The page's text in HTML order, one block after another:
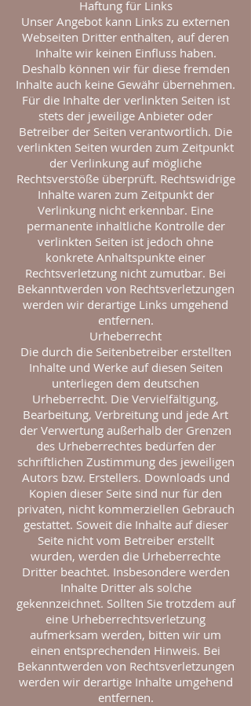
Haftung für Links
Unser Angebot kann Links zu externen
Webseiten Dritter enthalten, auf deren
Inhalte wir keinen Einfluss haben.
Deshalb können wir für diese fremden
Inhalte auch keine Gewähr übernehmen.
Für die Inhalte der verlinkten Seiten ist
stets der jeweilige Anbieter oder
Betreiber der Seiten verantwortlich. Die
verlinkten Seiten wurden zum Zeitpunkt
der Verlinkung auf mögliche
Rechtsverstöße überprüft. Rechtswidrige
Inhalte waren zum Zeitpunkt der
Verlinkung nicht erkennbar. Eine
permanente inhaltliche Kontrolle der
verlinkten Seiten ist jedoch ohne
konkrete Anhaltspunkte einer
Rechtsverletzung nicht zumutbar. Bei
Bekanntwerden von Rechtsverletzungen
werden wir derartige Links umgehend
entfernen.
Urheberrecht
Die durch die Seitenbetreiber erstellten
Inhalte und Werke auf diesen Seiten
unterliegen dem deutschen
Urheberrecht. Die Vervielfältigung,
Bearbeitung, Verbreitung und jede Art
der Verwertung außerhalb der Grenzen
des Urheberrechtes bedürfen der
schriftlichen Zustimmung des jeweiligen
Autors bzw. Erstellers. Downloads und
Kopien dieser Seite sind nur für den
privaten, nicht kommerziellen Gebrauch
gestattet. Soweit die Inhalte auf dieser
Seite nicht vom Betreiber erstellt
wurden, werden die Urheberrechte
Dritter beachtet. Insbesondere werden
Inhalte Dritter als solche
gekennzeichnet. Sollten Sie trotzdem auf
eine Urheberrechtsverletzung
aufmerksam werden, bitten wir um
einen entsprechenden Hinweis. Bei
Bekanntwerden von Rechtsverletzungen
werden wir derartige Inhalte umgehend
entfernen.